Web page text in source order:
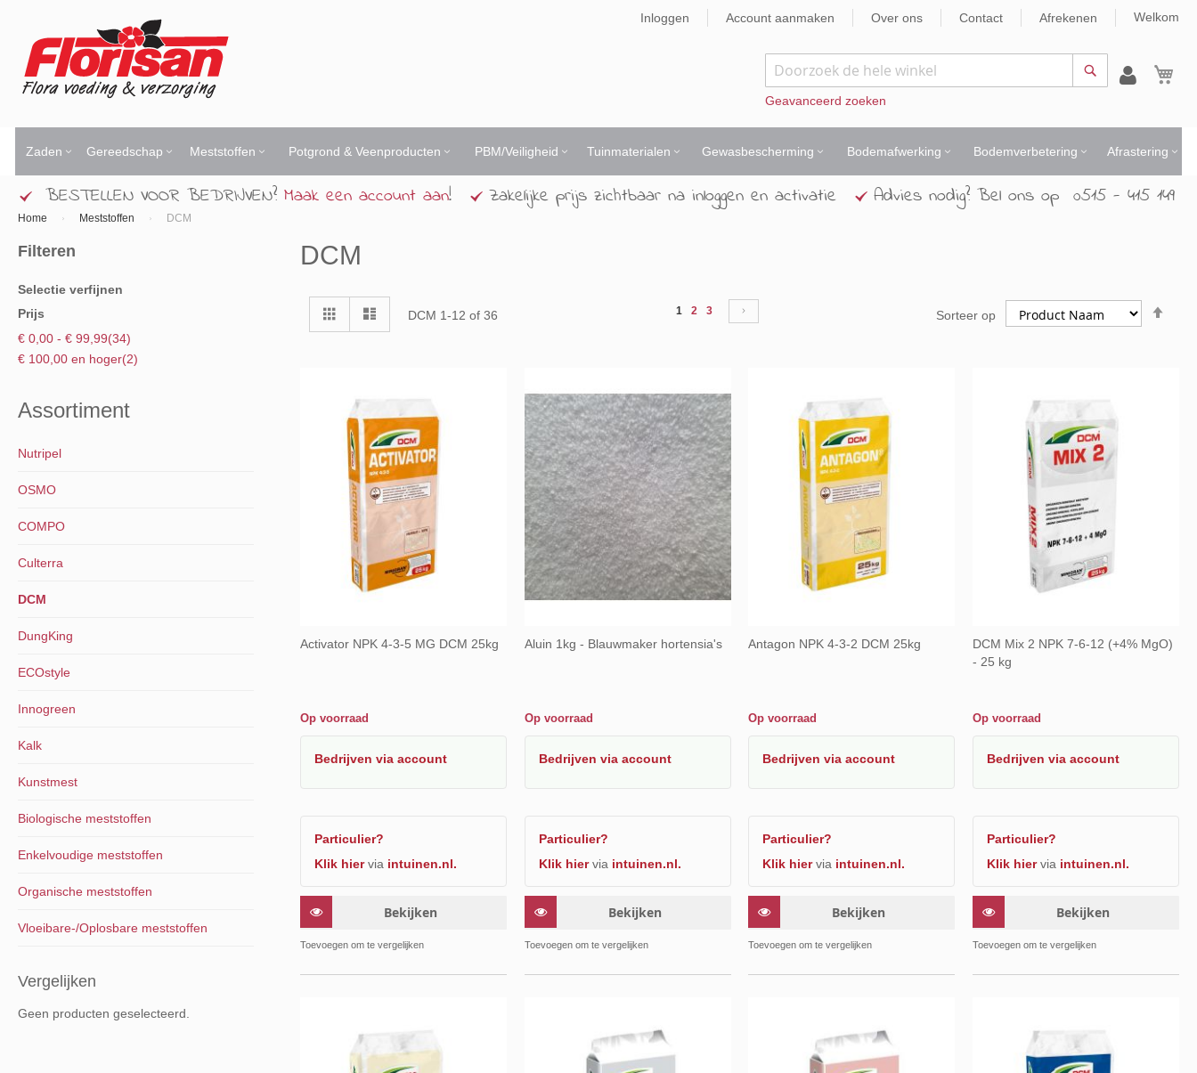
Inloggen Account aanmaken Over ons Contact Afrekenen Welkom
de
inhoud
Zoek
Geavanceerd zoeken
Zaden Gereedschap Meststoffen Potgrond & Veenproducten PBM/Veiligheid Tuinmaterialen Gewasbescherming Bodemafwerking Bodemverbetering Afrastering
BESTELLEN VOOR BEDRIJVEN? Maak een account aan! Zakelijke prijs zichtbaar na inloggen en activatie Advies nodig? Bel ons op 0515 - 415 149
Home Meststoffen DCM
DCM
Tonen
als
Foto-
tabel
DCM 1-12 of 36 Sorteer op
Pagina
U lees momenteel pagina
1 Pagina
2 Pagina
3
Activator NPK 4-3-5 MG DCM 25kg
Op voorraad
Bedrijven via account
Particulier?
Klik hiervia intuinen.nl.
Bekijken
Toevoegen
om
Toevoegen om te vergelijken
Aluin 1kg - Blauwmaker hortensia's
Op voorraad
Bedrijven via account
Particulier?
Klik hiervia intuinen.nl.
Bekijken
Toevoegen
om
Toevoegen om te vergelijken
Antagon NPK 4-3-2 DCM 25kg
Op voorraad
Bedrijvenvia account
Particulier?
Klik hiervia intuinen.nl.
Bekijken
Toevoegen
om
Toevoegen om te vergelijken
DCM Mix 2 NPK 7-6-12 (+4% MgO)
- 25 kg
Op voorraad
Bedrijven via account
Particulier?
Klik hiervia intuinen.nl.
Bekijken
om
Toevoegen om te vergelijken
Filteren
Selectie verfijnen
Prijs
€ 0,00 - € 99,99 34product
€ 100,00 en hoger 2product
Assortiment
Nutripel
OSMO
COMPO
Culterra
DCM
DungKing
ECOstyle
Innogreen
Kalk
Kunstmest
Biologische meststoffen
Enkelvoudige meststoffen
Organische meststoffen
Vloeibare-/Oplosbare meststoffen
Vergelijken
Geen producten geselecteerd.